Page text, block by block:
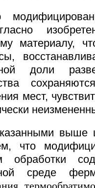
материалу,
доли
мест,
выше
что
обработки
среде